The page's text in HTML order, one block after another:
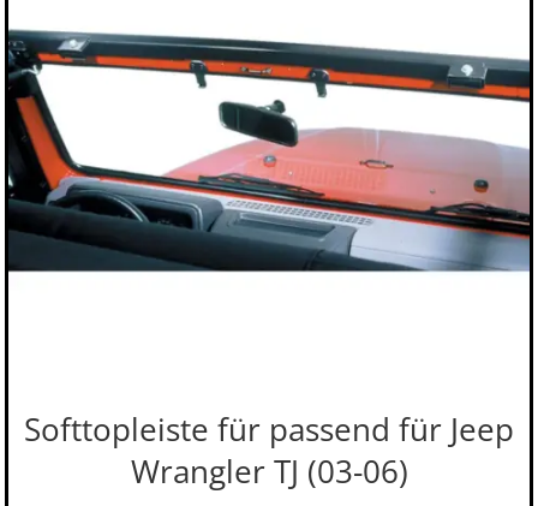
Softtopleiste für passend für Jeep
Wrangler TJ (03-06)